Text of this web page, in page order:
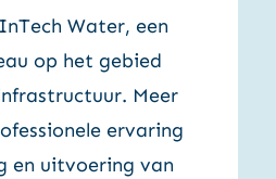
Water, een
op het gebied
Meer
ervaring
en uitvoering van